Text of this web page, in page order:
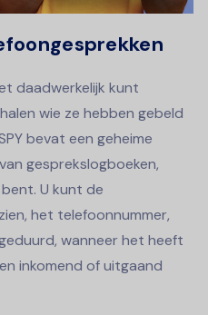
daadwerkelijk kunt
wie ze hebben gebeld
bevat een geheime
gesprekslogboeken,
U kunt de
het telefoonnummer,
wanneer het heeft
inkomend of uitgaand